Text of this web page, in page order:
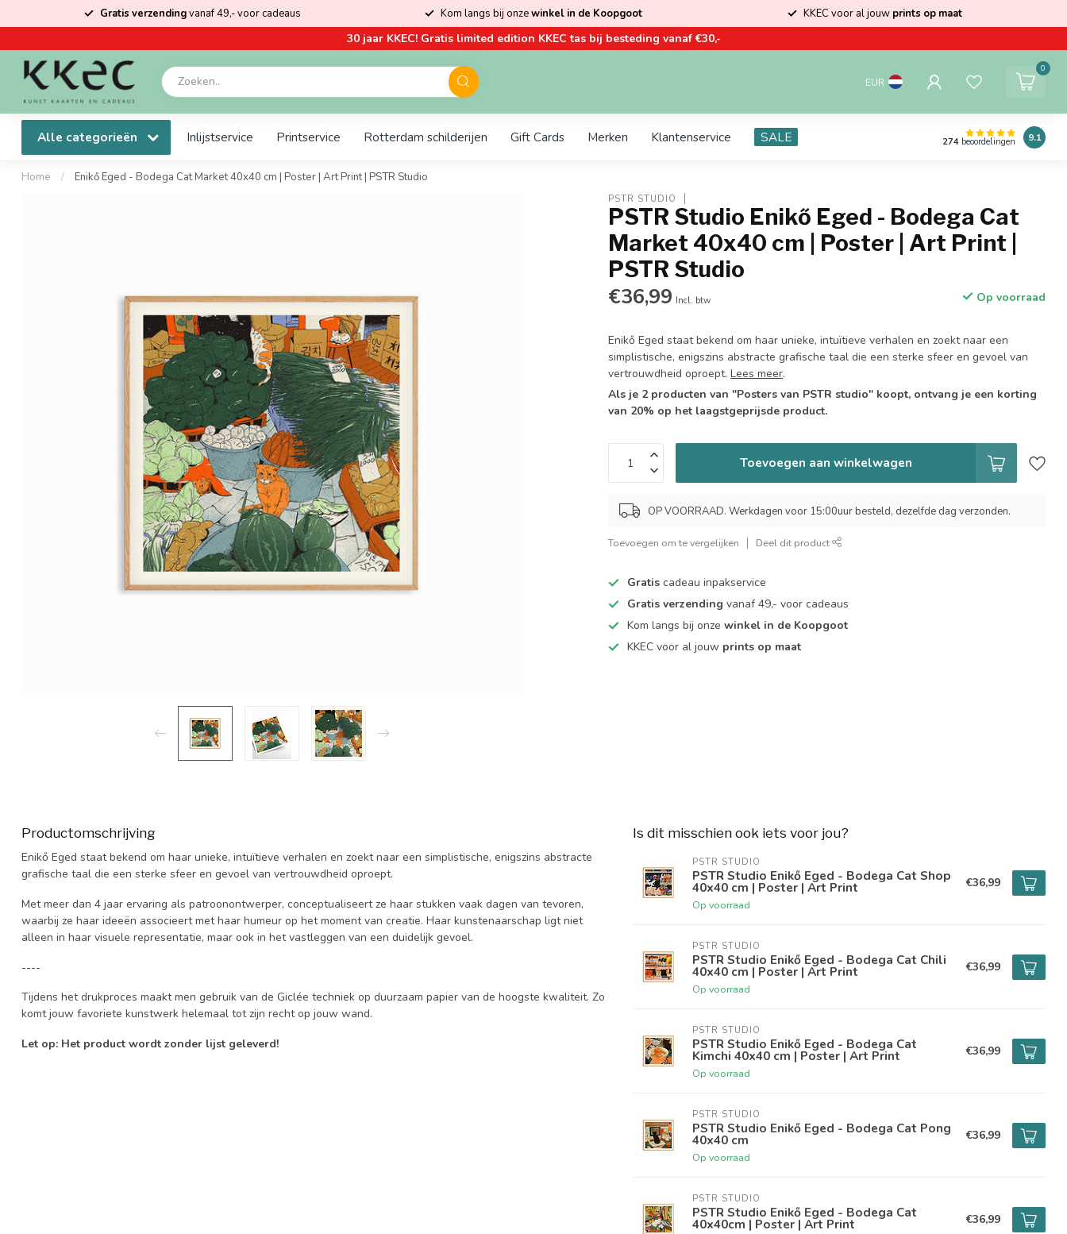
Gratis verzendingvanaf 49,- voor cadeaus Kom langs bij onzewinkel in de Koopgoot KKEC voor al jouw prints op maat
30 jaar KKEC! Gratis limited edition KKEC tas bij besteding vanaf €30,-
EUR
0
Alle categorieën Inlijstservice Printservice Rotterdam schilderijen Gift Cards Merken Klantenservice SALE 274 beoordelingen 9.1
Home / Enikő Eged - Bodega Cat Market 40x40 cm | Poster | Art Print | PSTR Studio
PSTR STUDIO
PSTR Studio Enikő Eged - Bodega Cat
Market 40x40 cm | Poster | Art Print |
PSTR Studio
€36,99 Incl. btw Op voorraad
Enikő Eged staat bekend om haar unieke, intuïtieve verhalen en zoekt naar een
simplistische, enigszins abstracte grafische taal die een sterke sfeer en gevoel van
vertrouwdheid oproept.Lees meer.
Als je 2 producten van "Posters van PSTR studio" koopt, ontvang je een korting
van 20% op het laagstgeprijsde product.
Toevoegen aan winkelwagen
OP VOORRAAD. Werkdagen voor 15:00uur besteld, dezelfde dag verzonden.
Toevoegen om te vergelijken Deel dit product
Gratis cadeau inpakservice
Gratis verzending vanaf 49,- voor cadeaus
Kom langs bij onzewinkel in de Koopgoot
KKEC voor al jouw prints op maat
Productomschrijving
Enikő Eged staat bekend om haar unieke, intuïtieve verhalen en zoekt naar een simplistische, enigszins abstracte
grafische taal die een sterke sfeer en gevoel van vertrouwdheid oproept.
Met meer dan 4 jaar ervaring als patroonontwerper, conceptualiseert ze haar stukken vaak dagen van tevoren,
waarbij ze haar ideeën associeert met haar humeur op het moment van creatie. Haar kunstenaarschap ligt niet
alleen in haar visuele representatie, maar ook in het vastleggen van een duidelijk gevoel.
----
Tijdens het drukproces maakt men gebruik van de Giclée techniek op duurzaam papier van de hoogste kwaliteit. Zo
komt jouw favoriete kunstwerk helemaal tot zijn recht op jouw wand.
Let op: Het product wordt zonder lijst geleverd!
Is dit misschien ook iets voor jou?
PSTR STUDIO
PSTR Studio Enikő Eged - Bodega Cat Shop
40x40 cm | Poster | Art Print
Op voorraad
€36,99
PSTR STUDIO
PSTR Studio Enikő Eged - Bodega Cat Chili
40x40 cm | Poster | Art Print
Op voorraad
€36,99
PSTR STUDIO
PSTR Studio Enikő Eged - Bodega Cat
Kimchi 40x40 cm | Poster | Art Print
Op voorraad
€36,99
PSTR STUDIO
PSTR Studio Enikő Eged - Bodega Cat Pong
40x40 cm
Op voorraad
€36,99
PSTR STUDIO
PSTR Studio Enikő Eged - Bodega Cat
40x40cm | Poster | Art Print €36,99